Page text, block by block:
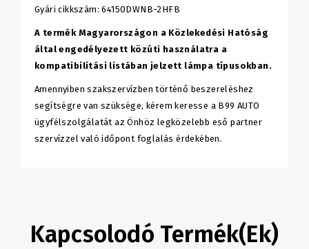
Gyári cikkszám: 64150DWNB-2HFB
A termék Magyarországon a Közlekedési Hatóság
által engedélyezett közúti használatra a
kompatibilitási listában jelzett lámpa típusokban.
Amennyiben szakszervízben történő beszereléshez
segítségre van szüksége, kérem keresse a B99 AUTO
ügyfélszolgálatát az Önhöz legközelebb eső partner
szervízzel való időpont foglalás érdekében.
Kapcsolodó Termék(ek)